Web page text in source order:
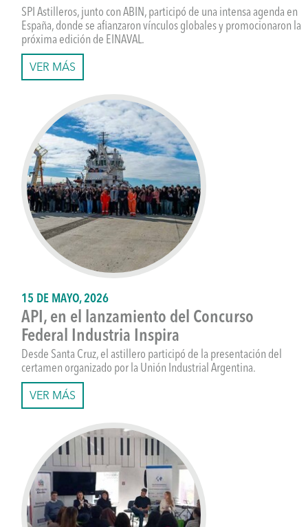
SPI Astilleros, junto con ABIN, participó de una intensa agenda en
España, donde se afianzaron vínculos globales y promocionaron la
próxima edición de EINAVAL.
VER MÁS
15 DE MAYO, 2026
API, en el lanzamiento del Concurso
Federal Industria Inspira
Desde Santa Cruz, el astillero participó de la presentación del
certamen organizado por la Unión Industrial Argentina.
VER MÁS